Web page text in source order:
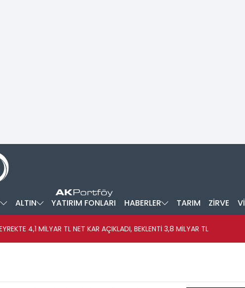
ALTIN YATIRIM FONLARI HABERLER TARIM ZİRVE
4,1 MİLYAR TL NET KAR AÇIKLADI, BEKLENTİ 3,8 MİLYAR TL